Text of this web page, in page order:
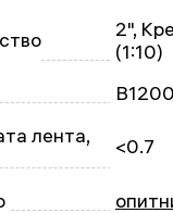
2",
(1:10)
B1200
лента,
<0.7